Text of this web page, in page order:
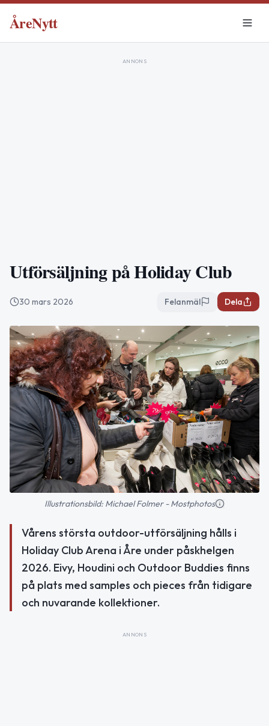
ÅreNytt
ANNONS
Utförsäljning på Holiday Club
30 mars 2026 Felanmäl Dela
Illustrationsbild: Michael Folmer - Mostphotos
Vårens största outdoor-utförsäljning hålls i
Holiday Club Arena i Åre under påskhelgen
2026. Eivy, Houdini och Outdoor Buddies finns
på plats med samples och pieces från tidigare
och nuvarande kollektioner.
ANNONS